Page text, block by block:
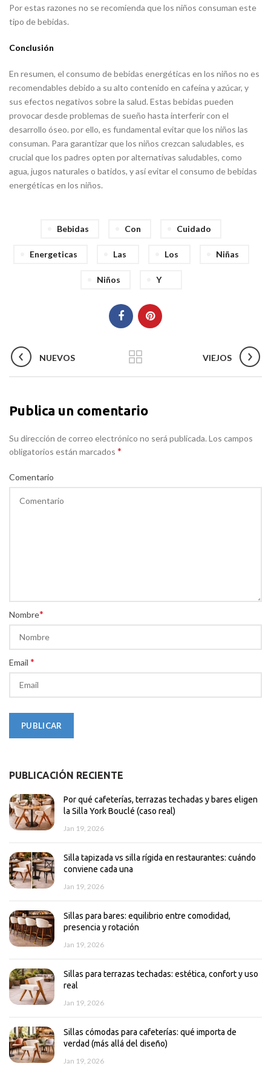
Por estas razones no se recomienda que los niños consuman este
tipo de bebidas.
Conclusión
En resumen, el consumo de bebidas energéticas en los niños no es
recomendables debido a su alto contenido en cafeína y azúcar, y
sus efectos negativos sobre la salud. Estas bebidas pueden
provocar desde problemas de sueño hasta interferir con el
desarrollo óseo. por ello, es fundamental evitar que los niños las
consuman. Para garantizar que los niños crezcan saludables, es
crucial que los padres opten por alternativas saludables, como
agua, jugos naturales o batidos, y así evitar el consumo de bebidas
energéticas en los niños.
Bebidas Con Cuidado
Energeticas Las Los Niñas
Niños Y
NUEVOS VIEJOS
Publica un comentario
Su dirección de correo electrónico no será publicada. Los campos
obligatorios están marcados *
Comentario
Nombre*
Email *
PUBLICACIÓN RECIENTE
Por qué cafeterías, terrazas techadas y bares eligen
la Silla York Bouclé (caso real)
Jan 19, 2026
Silla tapizada vs silla rígida en restaurantes: cuándo
conviene cada una
Jan 19, 2026
Sillas para bares: equilibrio entre comodidad,
presencia y rotación
Jan 19, 2026
Sillas para terrazas techadas: estética, confort y uso
real
Jan 19, 2026
Sillas cómodas para cafeterías: qué importa de
verdad (más allá del diseño)
Jan 19, 2026